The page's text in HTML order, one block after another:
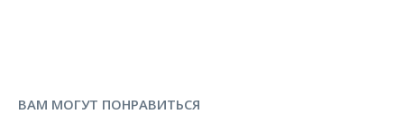
ВАМ МОГУТ ПОНРАВИТЬСЯ